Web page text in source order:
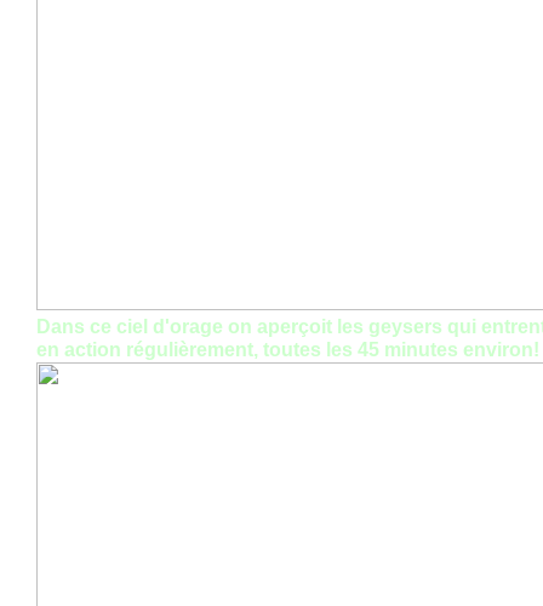
Dans ce ciel d'orage on aperçoit les geysers qui
en action régulièrement, toutes les 45 minutes environ!